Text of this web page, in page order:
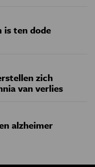
is ten dode
zich
van verlies
alzheimer